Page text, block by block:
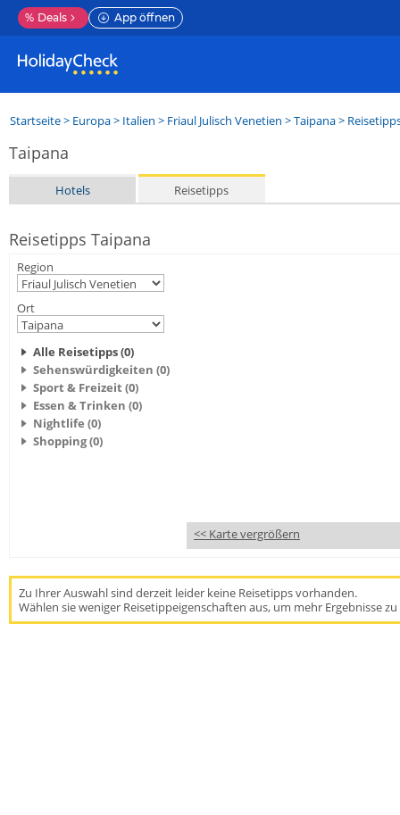
% Deals App öffnen
Startseite> Europa> Italien > Friaul Julisch Venetien >Taipana>
Taipana
Hotels Reisetipps
Reisetipps Taipana
Region
Ort
Alle Reisetipps (0)
Sehenswürdigkeiten (0)
Sport & Freizeit (0)
Essen & Trinken (0)
Nightlife (0)
Shopping (0)
<< Karte vergrößern
Zu Ihrer Auswahl sind derzeit leider keine Reisetipps vorhanden.
Wählen sie weniger Reisetippeigenschaften aus, um mehr Ergebnisse